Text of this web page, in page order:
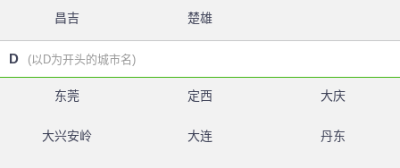
昌吉 楚雄
D (以D为开头的城市名)
东莞 定西 大庆
大兴安岭 大连 丹东